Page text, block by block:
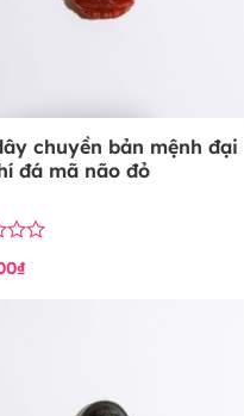
chuyền bản mệnh đại
đá mã não đỏ
₫